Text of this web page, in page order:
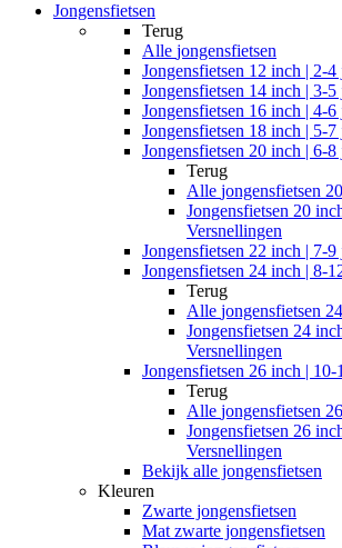
Jongensfietsen
Terug
Alle jongensfietsen
Jongensfietsen 12 inch | 2-4
Jongensfietsen 14 inch | 3-5
Jongensfietsen 16 inch | 4-6
Jongensfietsen 18 inch | 5-7
Jongensfietsen 20 inch | 6-8
Terug
Alle jongensfietsen
Jongensfietsen 20
Versnellingen
Jongensfietsen 22 inch | 7-9
Jongensfietsen 24 inch | 8-
Terug
Alle jongensfietsen
Jongensfietsen 24
Versnellingen
Jongensfietsen 26 inch | 10-
Terug
Alle jongensfietsen
Jongensfietsen 26
Versnellingen
Bekijk alle jongensfietsen
Kleuren
Zwarte jongensfietsen
Mat zwarte jongensfietsen